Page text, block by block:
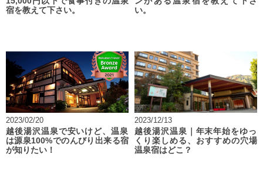
宿を教えて下さい。
い。
2023/02/20
越後湯沢温泉で安いけど、温泉
は源泉100%でのんびり出来る宿
が知りたい！
2023/12/13
越後湯沢温泉｜年末年始をゆっ
くり楽しめる、おすすめの穴場
温泉宿はどこ？